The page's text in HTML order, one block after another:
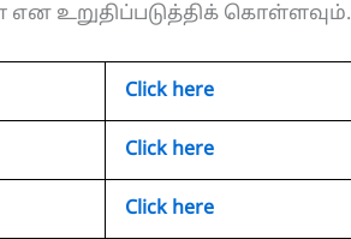
உறுதிப்படுத்திக் கொள்ளவும்.
Click here
Click here
Click here